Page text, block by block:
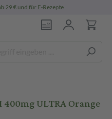
29 € und für E-Rezepte
ULTRA Orange